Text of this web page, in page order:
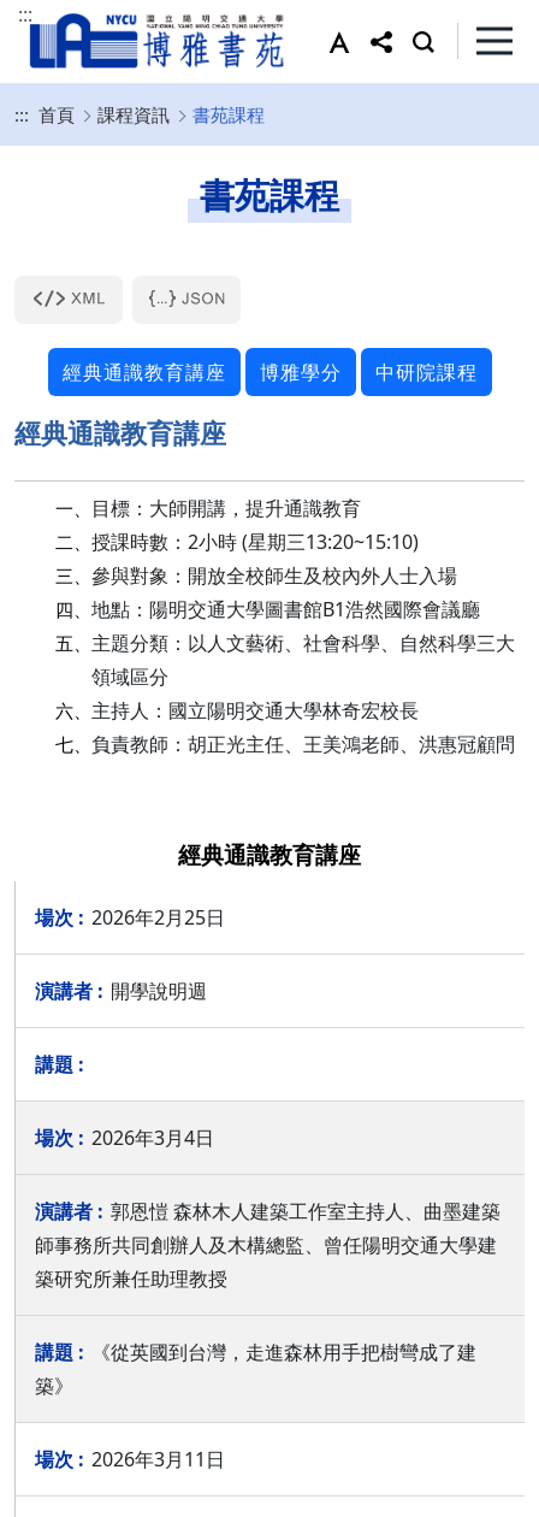
:::
::: 首頁 課程資訊 書苑課程
書苑課程
經典通識教育講座 博雅學分 中研院課程
經典通識教育講座
一、 目標：大師開講，提升通識教育
二、 授課時數：2小時 (星期三13:20~15:10)
三、 參與對象：開放全校師生及校內外人士入場
四、 地點：陽明交通大學圖書館B1浩然國際會議廳
五、 主題分類：以人文藝術、社會科學、自然科學三大
領域區分
六、 主持人：國立陽明交通大學林奇宏校長
七、 負責教師：胡正光主任、王美鴻老師、洪惠冠顧問
經典通識教育講座
2026年2月25日
開學說明週
2026年3月4日
郭恩愷 森林木人建築工作室主持人、曲墨建築
師事務所共同創辦人及木構總監、曾任陽明交通大學建
築研究所兼任助理教授
《從英國到台灣，走進森林用手把樹彎成了建
築》
2026年3月11日